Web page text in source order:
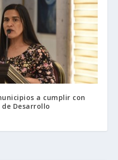
a cumplir con
Desarrollo